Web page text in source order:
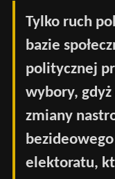
Tylko ruch
bazie
politycznej
wybory,
zmiany
elektoratu,